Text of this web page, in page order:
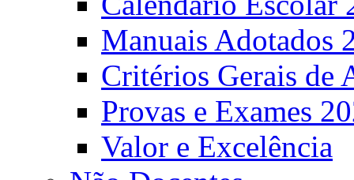
Manuais Adotados
Critérios Gerais de
Provas e Exames
Valor e Excelência